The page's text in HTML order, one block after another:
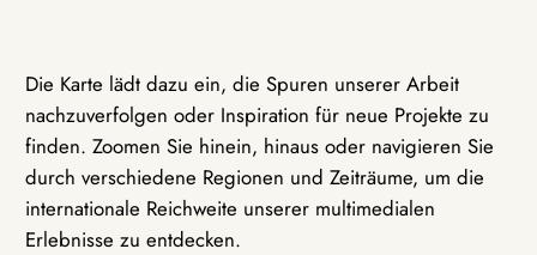
Die Karte lädt dazu ein, die Spuren unserer Arbeit
nachzuverfolgen oder Inspiration für neue Projekte zu
finden. Zoomen Sie hinein, hinaus oder navigieren Sie
durch verschiedene Regionen und Zeiträume, um die
internationale Reichweite unserer multimedialen
Erlebnisse zu entdecken.